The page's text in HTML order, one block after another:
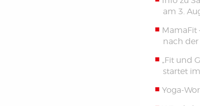
am 3.
MamaFit
nach
„Fit und
startet
Yoga-